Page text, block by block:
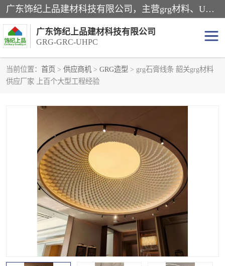
广东饰纪上品建材科技有限公司，主营grg材料、UHPC板、grc构件、uhpc幕墙板、grg厂家、grc厂家、uhpc厂家、GRG吊顶、grg石膏板、grg构件、外墙grc线条、grg造型、grg材料定制，uhpc高性能混凝土，uhpc构件，uhpc镂空挂板，grg材料生产厂家，广东grg厂家，广东grc厂家，联系方式*，2万平厂房，如果您对我公司的产品服务感兴趣，请联系我们。
广东饰纪上品建材科技有限公司
GRG-GRC-UHPC
当前位置： 首页 > 供应商机 > GRG造型 > grg石膏线条 韶关grg材料
供应厂家 上百个大型工程经验
GRG构件
UHPC构件
GRC厂家
GRG吊顶 GRG材料生产厂家
UHPC幕墙板 GRC树池坐凳
UHPC树池坐凳